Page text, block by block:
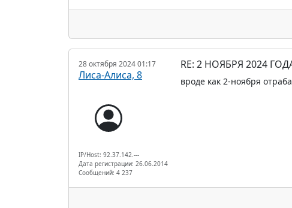
28 октября 2024 01:17
Лиса-Алиса, 8
IP/Host: 92.37.142.---
Дата регистрации: 26.06.2014
Сообщений: 4 237
RE: 2 НОЯБРЯ 2024
вроде как 2-ноября